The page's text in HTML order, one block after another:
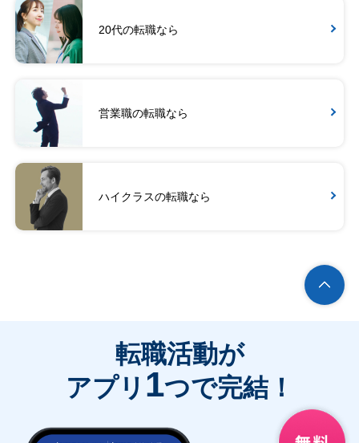
20代の転職なら
営業職の転職なら
ハイクラスの転職なら
転職活動が
アプリ 1つで完結！